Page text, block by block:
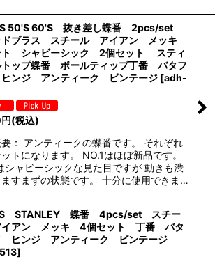
50'S 60'S 抜き差し蝶番 2pcs/set
ドブラス スチール アイアン メッキ
ト シャビーシック 2個セット スティ
トップ蝶番 ボールティップ丁番 バタフ
ンジ アンティーク ビンテージ [adh-
円(税込)
： アンティークの蝶番です。 それぞれ
トになります。 NO.1はほぼ新品です。
シャビーシックな見た目ですが 動きも渋
ますまずの状態です。 十分に使用できま…
STANLEY 蝶番 4pcs/set スチー
アン メッキ 4個セット 丁番 バタ
ヒンジ アンティーク ビンテージ
]